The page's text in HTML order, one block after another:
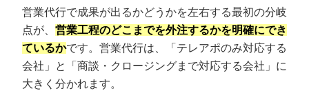
【その他】特定の強みを持つ営業代行会社
6社
ルーツアルファ株式会社｜BtoB・BtoC両対応の成果報
酬型営業代行
営業代行で成果が出るかどうかを左右する最初の分岐
点が、 営業工程のどこまでを外注するかを明確にでき
ているかです。営業代行は、「テレアポのみ対応する
会社」と「商談・クロージングまで対応する会社」に
大きく分かれます。